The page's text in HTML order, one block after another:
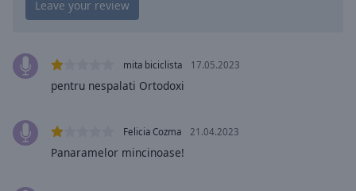
Captions
settings
opens
captions
dialog
captions
mita biciclista 17.05.2023
pentru nespalati Ortodoxi
Felicia Cozma 21.04.2023
Panaramelor mincinoase!